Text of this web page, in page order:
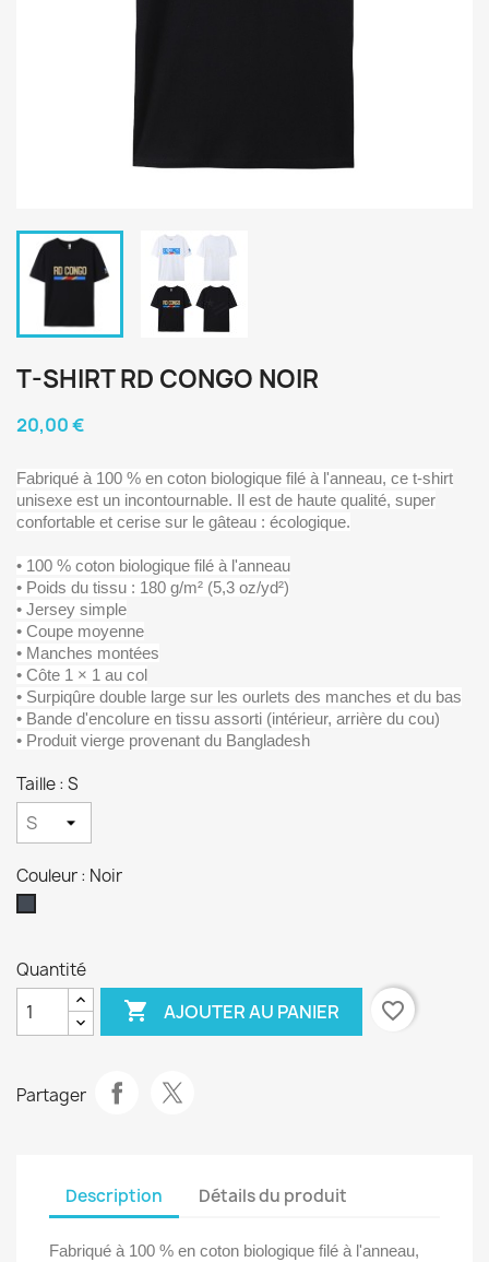
T-SHIRT RD CONGO NOIR
20,00 €
Fabriqué à 100 % en coton biologique filé à l'anneau, ce t-shirt
unisexe est un incontournable. Il est de haute qualité, super
confortable et cerise sur le gâteau : écologique.
• 100 % coton biologique filé à l'anneau
• Poids du tissu : 180 g/m² (5,3 oz/yd²)
• Jersey simple
• Coupe moyenne
• Manches montées
• Côte 1 × 1 au col
• Surpiqûre double large sur les ourlets des manches et du bas
• Bande d'encolure en tissu assorti (intérieur, arrière du cou)
• Produit vierge provenant du Bangladesh
Taille : S
Couleur : Noir
Quantité
 AJOUTER AU PANIER favorite_border
Partager
Description Détails du produit
Fabriqué à 100 % en coton biologique filé à l'anneau,